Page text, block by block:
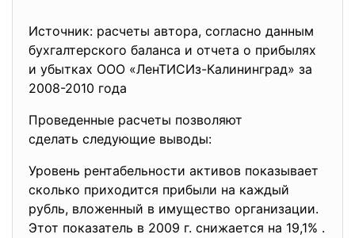
Источник: расчеты автора, согласно данным
бухгалтерского баланса и отчета о прибылях
и убытках ООО «ЛенТИСИз-Калининград» за
2008-2010 года
Проведенные расчеты позволяют
сделать следующие выводы:
Уровень рентабельности активов показывает
сколько приходится прибыли на каждый
рубль, вложенный в имущество организации.
Этот показатель в 2009 г. снижается на 19,1% .